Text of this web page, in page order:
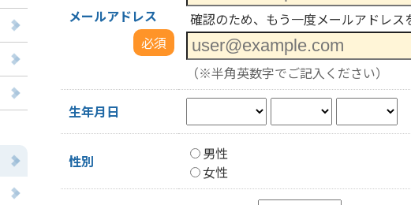
メールアドレス
必須
確認のため、もう一度メールアドレス
（※半角英数字でご記入ください）
生年月日
性別
男性
女性